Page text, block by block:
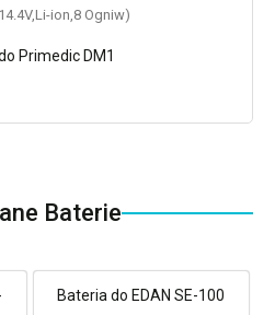
ion,8 Ogniw)
Primedic DM1
Baterie
Bateria do EDAN SE-100